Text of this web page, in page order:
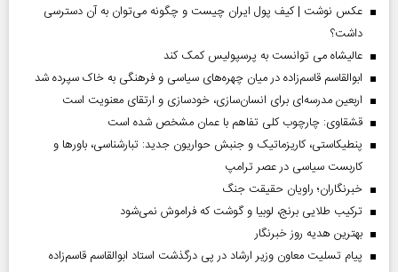
عکس نوشت | کیف پول ایران چیست و چگونه می‌توان به آن دسترسی
داشت؟
عالیشاه می توانست به پرسپولیس کمک کند
ابوالقاسم قاسم‌زاده در میان چهره‌های سیاسی و فرهنگی به خاک سپرده شد
اربعین مدرسه‌ای برای انسان‌سازی، خودسازی و ارتقای معنویت است
قشقاوی: چارچوب کلی تفاهم با عمان مشخص شده است
پنطیکاستی، کاریزماتیک و جنبش حواریون جدید: تبارشناسی، باور‌ها و
کاربست سیاسی در عصر ترامپ
خبرنگاران؛ راویان حقیقت جنگ
ترکیب طلایی برنج، لوبیا و گوشت که فراموش نمی‌شود
بهترین هدیه روز خبرنگار
پیام تسلیت معاون وزیر ارشاد در پی درگذشت استاد ابوالقاسم قاسم‌زاده